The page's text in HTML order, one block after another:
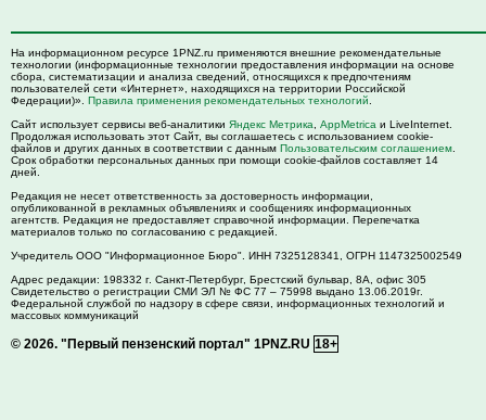
На информационном ресурсе 1PNZ.ru применяются внешние рекомендательные
технологии (информационные технологии предоставления информации на основе
сбора, систематизации и анализа сведений, относящихся к предпочтениям
пользователей сети «Интернет», находящихся на территории Российской
Федерации)». Правила применения рекомендательных технологий
Сайт использует сервисы веб-аналитики Яндекс Метрика AppMetrica и LiveInternet.
Продолжая использовать этот Сайт, вы соглашаетесь с использованием cookie-
файлов и других данных в соответствии с данным Пользовательским соглашением
Срок обработки персональных данных при помощи cookie-файлов составляет 14
дней.
Редакция не несет ответственность за достоверность информации,
опубликованной в рекламных объявлениях и сообщениях информационных
агентств. Редакция не предоставляет справочной информации. Перепечатка
материалов только по согласованию с редакцией.
Учредитель ООО "Информационное Бюро". ИНН 7325128341, ОГРН 1147325002549
Адрес редакции: 198332 г. Санкт-Петербург, Брестский бульвар, 8А, офис 305
Свидетельство о регистрации СМИ ЭЛ № ФС 77 – 75998 выдано 13.06.2019г.
Федеральной службой по надзору в сфере связи, информационных технологий и
массовых коммуникаций
© 2026. "Первый пензенский портал" 1PNZ.RU 18+